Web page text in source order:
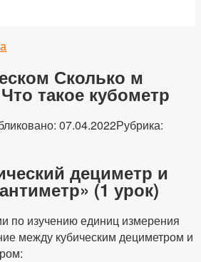
Сколько м
такое кубометр
07.04.2022Рубрика:
дециметр и
(1 урок)
по изучению единиц измерения
между кубическим дециметром и